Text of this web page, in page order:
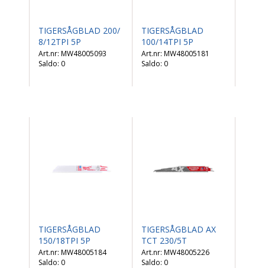
TIGERSÅGBLAD 200/
8/12TPI 5P
MW48005093
Saldo: 0
TIGERSÅGBLAD
100/14TPI 5P
MW48005181
Saldo: 0
TIGERSÅGBLAD
150/18TPI 5P
MW48005184
Saldo: 0
TIGERSÅGBLAD AX
TCT 230/5T
MW48005226
Saldo: 0